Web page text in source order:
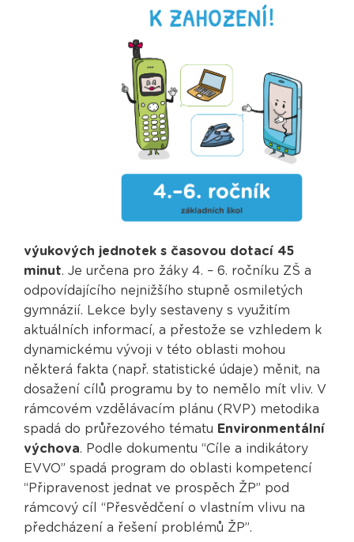
výukových jednotek s časovou dotací 45
minut. Je určena pro žáky 4. – 6. ročníku ZŠ a
odpovídajícího nejnižšího stupně osmiletých
gymnázií. Lekce byly sestaveny s využitím
aktuálních informací, a přestože se vzhledem k
dynamickému vývoji v této oblasti mohou
některá fakta (např. statistické údaje) měnit, na
dosažení cílů programu by to nemělo mít vliv. V
rámcovém vzdělávacím plánu (RVP) metodika
spadá do průřezového tématu Environmentální
výchova. Podle dokumentu “Cíle a indikátory
EVVO” spadá program do oblasti kompetencí
“Připravenost jednat ve prospěch ŽP” pod
rámcový cíl “Přesvědčení o vlastním vlivu na
předcházení a řešení problémů ŽP”.